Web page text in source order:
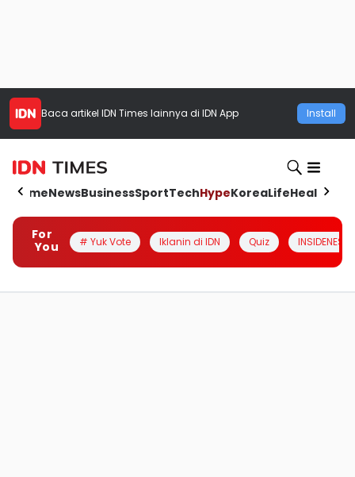
Baca artikel IDN Times lainnya di IDN App Install
HomeNewsBusinessSportTechHypeKoreaLifeHealth
For
You
# Yuk Vote Iklanin di IDN Quiz INSIDENESIA